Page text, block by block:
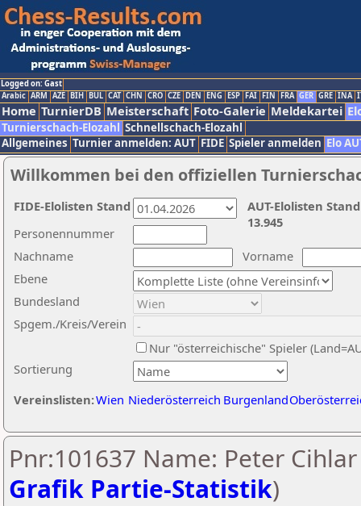
Logged on: Gast
Arabic ARM AZE BIH BUL CAT CHN CRO CZE DEN ENG ESP FAI FIN FRA GER GRE INA
Home TurnierDB Meisterschaft Foto-Galerie Meldekartei
Turnierschach-Elozahl Schnellschach-Elozahl
Allgemeines Turnier anmelden: AUT FIDE Spieler anmelden Elo
Willkommen bei den offiziellen
Nachname
Vorname
Ebene
Sortierung
Personennummer
Bundesland
Spgem./Kreis/Verein
Nur "österreichische" Spieler
Vereinslisten:Wien Niederösterreich Burgenland
AUT-Elolisten
13.945
FIDE-Elolisten Stand
Pnr:101637 Name: Peter
Grafik Partie-Statistik)